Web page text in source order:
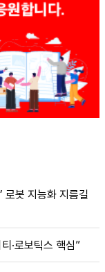
로봇 지능화 지름길
·로보틱스 핵심”